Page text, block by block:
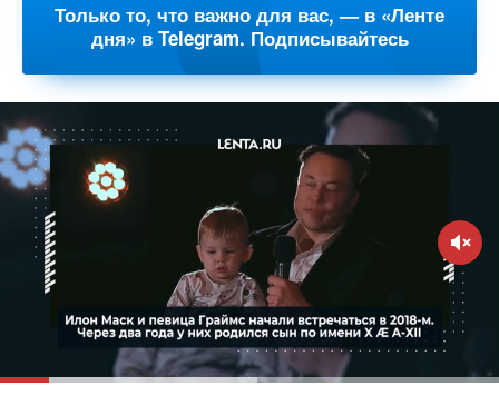
Только то, что важно для вас, — в «Ленте
дня» в Telegram. Подписывайтесь